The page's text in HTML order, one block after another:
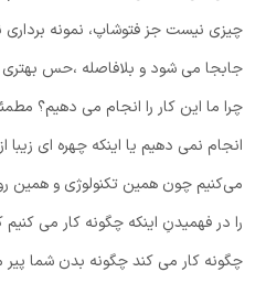
چیزی نیست جز فتوشاپ، نمونه
جابجا می شود و بلافاصله ،حس
چرا ما این کار را انجام می دهیم؟
انجام نمی دهیم یا اینکه چهره ای زیبا
می‌کنیم چون همین تکنولوژی و همین
را در فهمیدنِ اینکه چگونه کار می
چگونه کار می کند چگونه بدن شما